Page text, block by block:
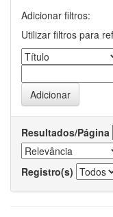
Adicionar filtros:
Utilizar filtros para
Resultados/Página
Registro(s)